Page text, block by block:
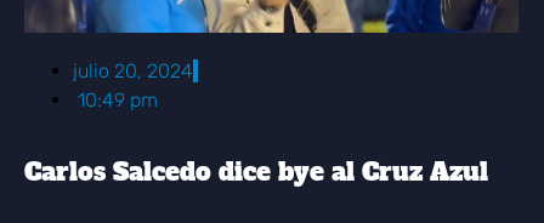
julio 20, 2024
10:49 pm
Carlos Salcedo dice bye al Cruz Azul